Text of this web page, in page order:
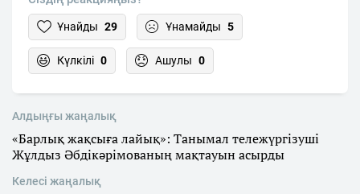
Ұнайды 29 Ұнамайды 5
Күлкілі 0 Ашулы 0
Алдыңғы жаңалық
«Барлық жақсыға лайық»: Танымал тележүргізуші
Жұлдыз Әбдікәрімованың мақтауын асырды
Келесі жаңалық